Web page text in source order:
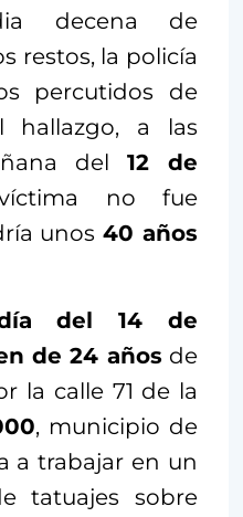
decena de
restos, la policía
percutidos de
hallazgo, a las
del 12 de
no fue
unos40 años
del 14 de
de 24 años de
la calle 71 de la
, municipio de
a trabajar en un
tatuajes sobre